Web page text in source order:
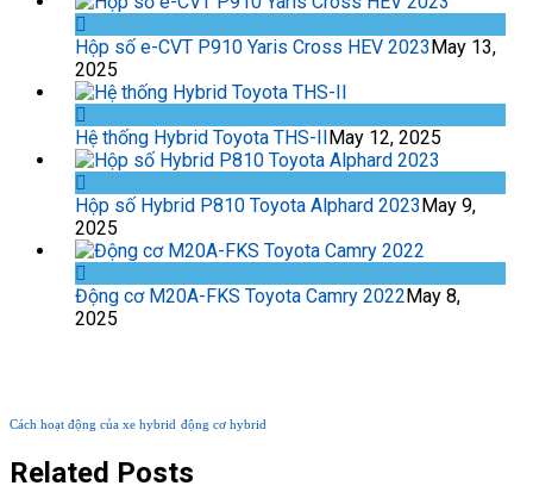
Hộp số e-CVT P910 Yaris Cross HEV 2023 May 13,
2025
Hệ thống Hybrid Toyota THS-II May 12, 2025
Hộp số Hybrid P810 Toyota Alphard 2023 May 9,
2025
Động cơ M20A-FKS Toyota Camry 2022 May 8,
2025
Cách hoạt động của xe hybrid động cơ hybrid
Related Posts